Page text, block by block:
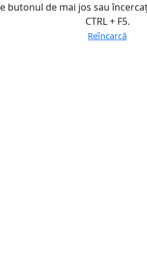
de mai jos sau
CTRL + F5.
Reîncarcă